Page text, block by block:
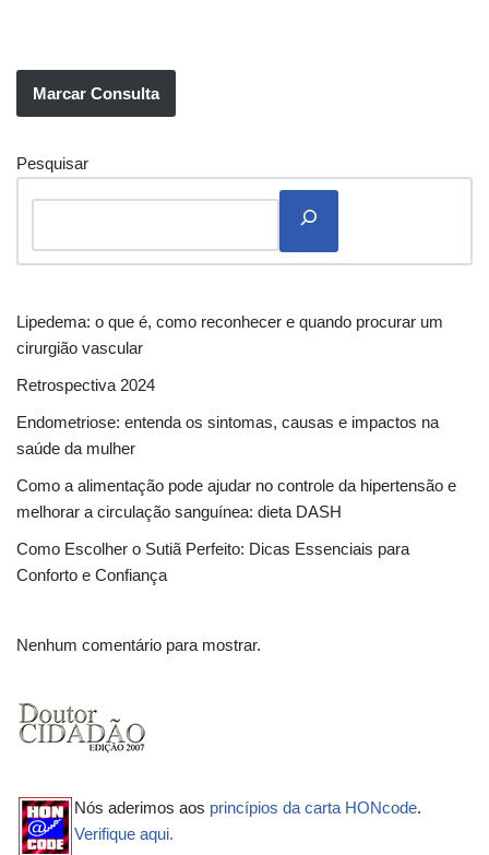
Marcar Consulta
Pesquisar
Lipedema: o que é, como reconhecer e quando procurar um
cirurgião vascular
Retrospectiva 2024
Endometriose: entenda os sintomas, causas e impactos na
saúde da mulher
Como a alimentação pode ajudar no controle da hipertensão e
melhorar a circulação sanguínea: dieta DASH
Como Escolher o Sutiã Perfeito: Dicas Essenciais para
Conforto e Confiança
Nenhum comentário para mostrar.
Nós aderimos aos princípios da carta HONcode.
Verifique aqui.